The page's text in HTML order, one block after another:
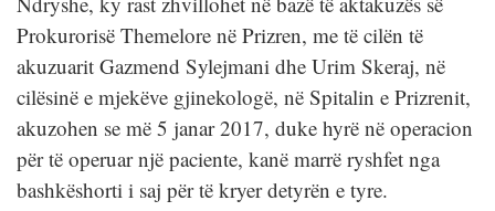
Prokurorisë Themelore në Prizren, me të cilën të
akuzuarit Gazmend Sylejmani dhe Urim Skeraj, në
cilësinë e mjekëve gjinekologë, në Spitalin e Prizrenit,
akuzohen se më 5 janar 2017, duke hyrë në operacion
për të operuar një paciente, kanë marrë ryshfet nga
bashkëshorti i saj për të kryer detyrën e tyre.